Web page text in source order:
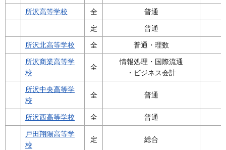
所沢高等学校 全 普通
定 普通
所沢北高等学校 全 普通・理数
所沢商業高等学
校
全
情報処理・国際流通
・ビジネス会計
所沢中央高等学
校
全 普通
所沢西高等学校 全 普通
戸田翔陽高等学
校
定 総合